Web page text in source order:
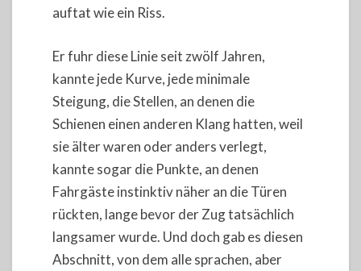
auftat wie ein Riss.
Er fuhr diese Linie seit zwölf Jahren,
kannte jede Kurve, jede minimale
Steigung, die Stellen, an denen die
Schienen einen anderen Klang hatten, weil
sie älter waren oder anders verlegt,
kannte sogar die Punkte, an denen
Fahrgäste instinktiv näher an die Türen
rückten, lange bevor der Zug tatsächlich
langsamer wurde. Und doch gab es diesen
Abschnitt, von dem alle sprachen, aber